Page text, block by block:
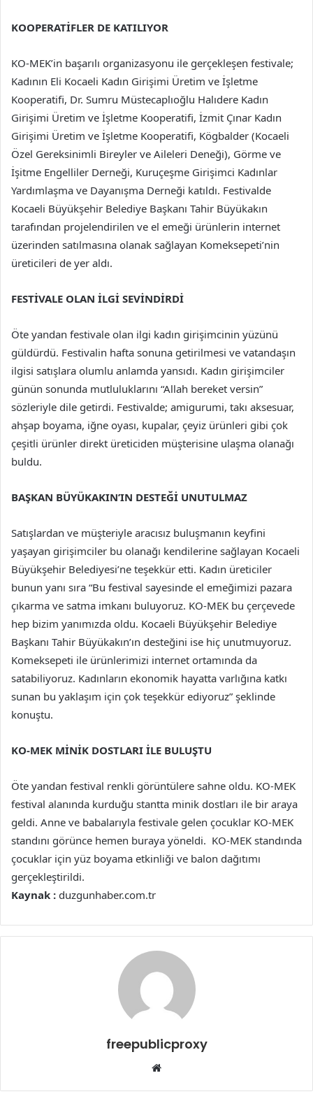
KOOPERATİFLER DE KATILIYOR
KO-MEK’in başarılı organizasyonu ile gerçekleşen festivale;
Kadının Eli Kocaeli Kadın Girişimi Üretim ve İşletme
Kooperatifi, Dr. Sumru Müstecaplıoğlu Halıdere Kadın
Girişimi Üretim ve İşletme Kooperatifi, İzmit Çınar Kadın
Girişimi Üretim ve İşletme Kooperatifi, Kögbalder (Kocaeli
Özel Gereksinimli Bireyler ve Aileleri Deneği), Görme ve
İşitme Engelliler Derneği, Kuruçeşme Girişimci Kadınlar
Yardımlaşma ve Dayanışma Derneği katıldı. Festivalde
Kocaeli Büyükşehir Belediye Başkanı Tahir Büyükakın
tarafından projelendirilen ve el emeği ürünlerin internet
üzerinden satılmasına olanak sağlayan Komeksepeti’nin
üreticileri de yer aldı.
FESTİVALE OLAN İLGİ SEVİNDİRDİ
Öte yandan festivale olan ilgi kadın girişimcinin yüzünü
güldürdü. Festivalin hafta sonuna getirilmesi ve vatandaşın
ilgisi satışlara olumlu anlamda yansıdı. Kadın girişimciler
günün sonunda mutluluklarını “Allah bereket versin”
sözleriyle dile getirdi. Festivalde; amigurumi, takı aksesuar,
ahşap boyama, iğne oyası, kupalar, çeyiz ürünleri gibi çok
çeşitli ürünler direkt üreticiden müşterisine ulaşma olanağı
buldu.
BAŞKAN BÜYÜKAKIN’IN DESTEĞİ UNUTULMAZ
Satışlardan ve müşteriyle aracısız buluşmanın keyfini
yaşayan girişimciler bu olanağı kendilerine sağlayan Kocaeli
Büyükşehir Belediyesi’ne teşekkür etti. Kadın üreticiler
bunun yanı sıra “Bu festival sayesinde el emeğimizi pazara
çıkarma ve satma imkanı buluyoruz. KO-MEK bu çerçevede
hep bizim yanımızda oldu. Kocaeli Büyükşehir Belediye
Başkanı Tahir Büyükakın’ın desteğini ise hiç unutmuyoruz.
Komeksepeti ile ürünlerimizi internet ortamında da
satabiliyoruz. Kadınların ekonomik hayatta varlığına katkı
sunan bu yaklaşım için çok teşekkür ediyoruz” şeklinde
konuştu.
KO-MEK MİNİK DOSTLARI İLE BULUŞTU
Öte yandan festival renkli görüntülere sahne oldu. KO-MEK
festival alanında kurduğu stantta minik dostları ile bir araya
geldi. Anne ve babalarıyla festivale gelen çocuklar KO-MEK
standını görünce hemen buraya yöneldi. KO-MEK standında
çocuklar için yüz boyama etkinliği ve balon dağıtımı
gerçekleştirildi.
Kaynak : duzgunhaber.com.tr
freepublicproxy
Web